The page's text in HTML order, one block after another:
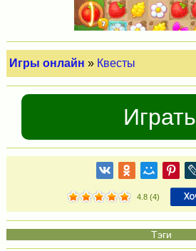
Игры онлайн » Квесты
Играть
4.8(4)